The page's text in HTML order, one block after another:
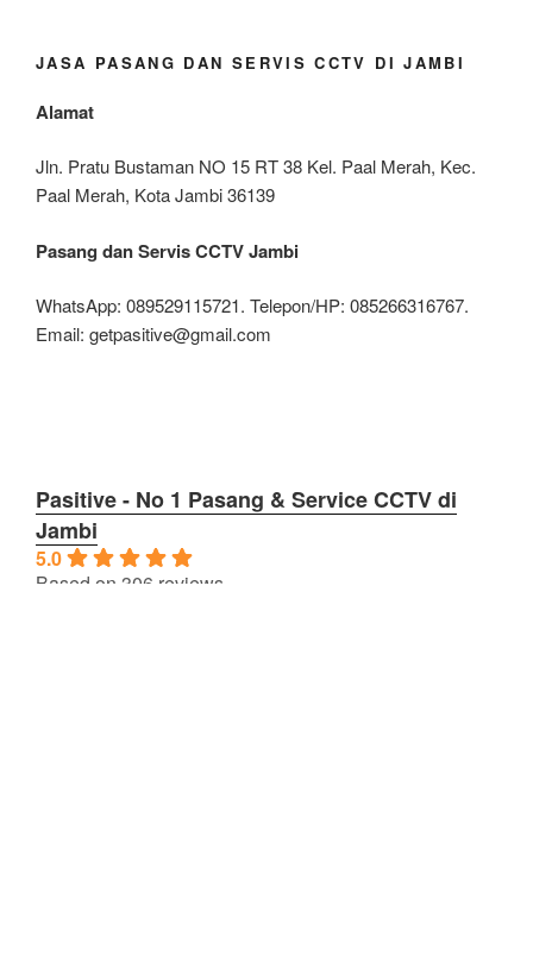
JASA PASANG DAN SERVIS CCTV DI JAMBI
Alamat
Jln. Pratu Bustaman NO 15 RT 38 Kel. Paal Merah, Kec.
Paal Merah, Kota Jambi 36139
Pasang dan Servis CCTV Jambi
WhatsApp: 089529115721. Telepon/HP: 085266316767.
Email: getpasitive@gmail.com
Pasitive - No 1 Pasang & Service CCTV di
Jambi
5.0
Based on 306 reviews